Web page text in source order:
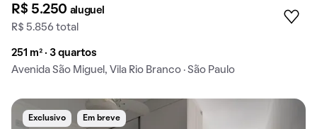
R$ 5.250 aluguel
R$ 5.856 total
251 m² · 3 quartos
Avenida São Miguel, Vila Rio Branco · São Paulo
Exclusivo Em breve